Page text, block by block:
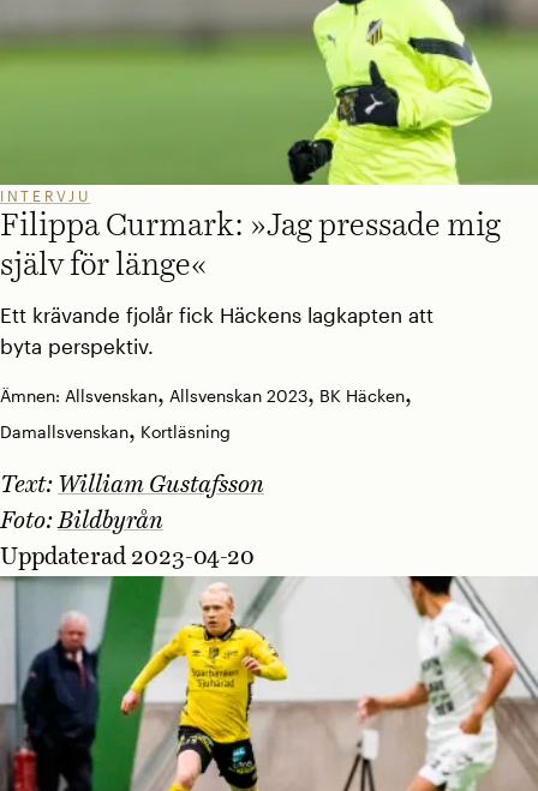
INTERVJU
Filippa Curmark: »Jag pressade mig
själv för länge«
Ett krävande fjolår fick Häckens lagkapten att
byta perspektiv.
Ämnen: Allsvenskan, Allsvenskan 2023, BK Häcken,
Damallsvenskan, Kortläsning
Text: William Gustafsson
Foto:Bildbyrån
Uppdaterad 2023-04-20